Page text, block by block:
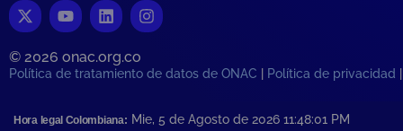
© 2026 onac.org.co​
Política de tratamiento de datos de ONAC Política de privacidad
Hora legal Colombiana: Mie, 5 de Agosto de 2026 11:48:01 PM